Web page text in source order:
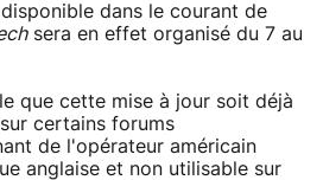
dans le courant de
sera en effet organisé du 7 au
que cette mise à jour soit déjà
certains forums
de l'opérateur américain
anglaise et non utilisable sur